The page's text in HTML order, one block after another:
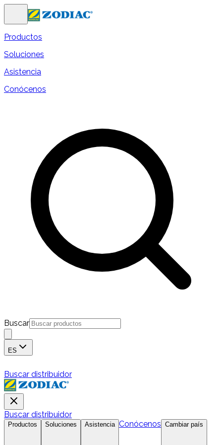
Productos
Soluciones
Asistencia
Conócenos
Buscar
ES
Buscar distribuidor
Buscar distribuidor
Productos Soluciones Asistencia Conócenos Cambiar país